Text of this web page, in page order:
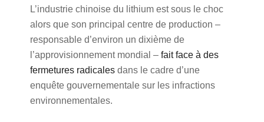
L’industrie chinoise du lithium est sous le choc
alors que son principal centre de production –
responsable d’environ un dixième de
l’approvisionnement mondial – fait face à des
fermetures radicalesdans le cadre d’une
enquête gouvernementale sur les infractions
environnementales.